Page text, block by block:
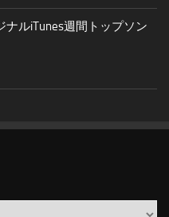
ルiTunes週間トップソン